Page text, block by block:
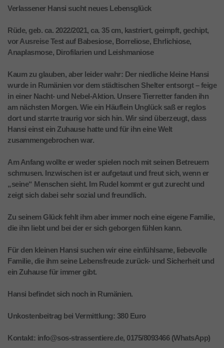
Verlassener Hansi sucht neues Lebensglück
Rüde, geb. ca. 2022/2021, ca. 35 cm, kastriert, geimpft, gechipt,
vor Ausreise Test auf Babesiose, Borreliose, Ehrlichiose,
Anaplasmose, Dirofilarien und Leishmaniose
Kaum zu glauben, aber leider wahr: Der niedliche kleine Hansi
wurde in Rumänien vor dem städtischen Shelter entsorgt – feige
in einer Nacht- und Nebel-Aktion. Unsere Tierretter fanden ihn
am nächsten Morgen. Wie ein Häuflein Unglück saß er reglos
dort und starrte traurig vor sich hin. Wir sind überzeugt, dass
Hansi einst ein Zuhause hatte und für ihn eine Welt
zusammengebrochen war.
Am Anfang wollte er weder spielen noch mit seinen Betreuern
schmusen. Inzwischen ist er aufgetaut und freut sich, wenn er
„seine“ Menschen sieht. Im Rudel kommt er gut zurecht und
zeigt sich dabei sehr sozial und freundlich.
Zu seinem Glück fehlt ihm aber immer noch eine eigene Familie,
die ihn liebt und bei der er sich geborgen fühlen kann.
Für den kleinen Hansi suchen wir eine einfühlsame, liebevolle
Familie, die ihm seine Lebensfreude zurück- und Sicherheit und
ein Zuhause für immer gibt.
Hansi befindet sich noch in Rumänien.
Unkostenbeitrag bei Vermittlung: 380 Euro
Kontakt: info@sos-strassentiere.de, 0175/8093466 (WhatsApp)